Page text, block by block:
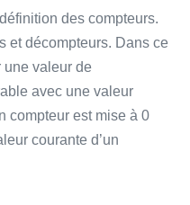
des compteurs.
et décompteurs. Dans ce
une valeur de
avec une valeur
compteur est mise à 0
courante d’un